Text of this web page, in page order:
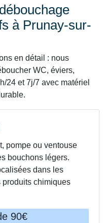
à Prunay-sur-
en détail : nous
WC, éviers,
24 et 7j/7 avec matériel
pompe ou ventouse
bouchons légers.
dans les
produits chimiques
90€